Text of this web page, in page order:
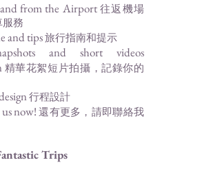
from the Airport 往返機場
務
and tips旅行指南和提示
and short videos
精華花絮短片拍攝，記錄你的
行程設計
now! 還有更多，請即聯絡我
Trips